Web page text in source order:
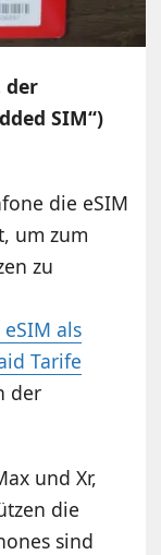
der
SIM“)
die eSIM
um zum
zu
als
Tarife
der
und Xr,
die
sind